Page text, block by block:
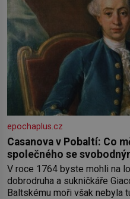
epochaplus.cz
Casanova v Pobaltí: Co
společného se
V roce 1764 byste mohli na
dobrodruha a sukničkáře
Baltskému moři však nebyla